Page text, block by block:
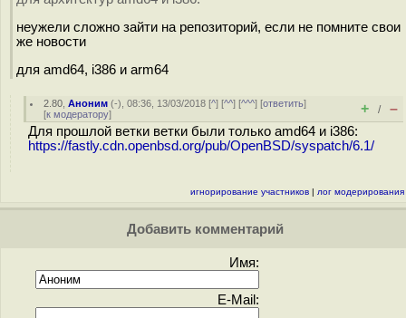
неужели сложно зайти на репозиторий, если не помните свои
же новости
для amd64, i386 и arm64
2.80 ,Аноним (-), 08:36, 13/03/2018 [^] [^^] [^^^] [ответить]
[к модератору] + / –
Для прошлой ветки ветки были только amd64 и i386:
https://fastly.cdn.openbsd.org/pub/OpenBSD/syspatch/6.1/
игнорирование участников | лог модерирования
Добавить комментарий
Имя:
E-Mail: